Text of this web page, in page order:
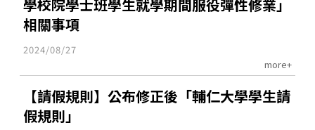
學校院學士班學生就學期間服役彈性修業」
相關事項
2024/08/27
more+
【請假規則】公布修正後「輔仁大學學生請
假規則」